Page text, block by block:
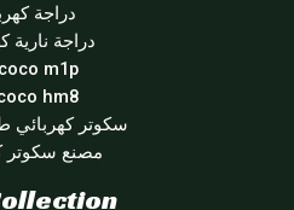
دراجة
دراجة نارية
m1p
hm8
سكوتر كهربائي
مصنع سكوتر